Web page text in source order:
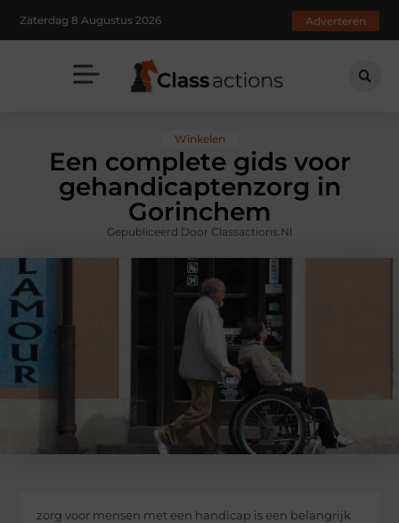
Zaterdag 8 Augustus 2026 Adverteren
Winkelen
Een complete gids voor
gehandicaptenzorg in
Gorinchem
Gepubliceerd Door Classactions.nl
zorg voor mensen met een handicap is een belangrijk